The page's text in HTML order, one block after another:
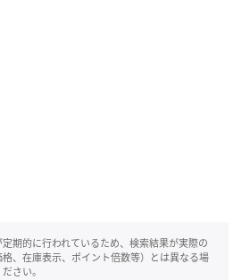
期的に行われているため、検索結果が実際の
、在庫表示、ポイント倍数等）とは異なる場
さい。